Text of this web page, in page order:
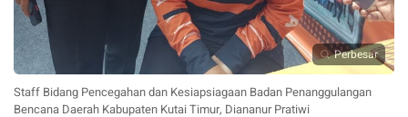
Perbesar
Staff Bidang Pencegahan dan Kesiapsiagaan Badan Penanggulangan
Bencana Daerah Kabupaten Kutai Timur, Diananur Pratiwi